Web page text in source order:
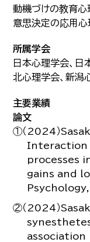
動機づけの教育心
意思決定の応用心
所属学会
日本心理学会、日
北心理学会、新潟
主要業績
論文
①（2024）
Interaction
processes
gains and
②（2024）
association